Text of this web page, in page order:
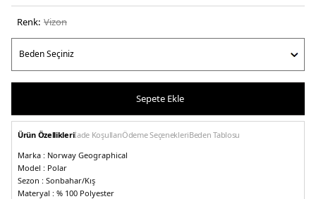
Renk: vi̇zon
Sepete Ekle
Ürün Özellikleriİade KoşullarıÖdeme SeçenekleriBeden Tablosu
Marka : Norway Geographical
Model : Polar
Sezon : Sonbahar/Kış
Materyal : % 100 Polyester